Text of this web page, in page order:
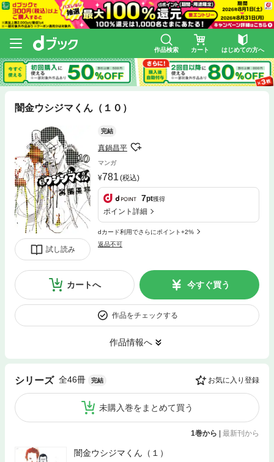
作品検索 カート はじめての方へ
闇金ウシジマくん（１０）
試し読み
完結
真鍋昌平
マンガ
781 (税込)
7pt獲得
ポイント詳細
dカード利用でさらにポイント+2%
返品不可
カートへ 今すぐ買う
作品をチェックする
作品情報へ
シリーズ 全46冊 完結 お気に入り登録
未購入巻をまとめて買う
1巻から | 最新刊から
闇金ウシジマくん（１）